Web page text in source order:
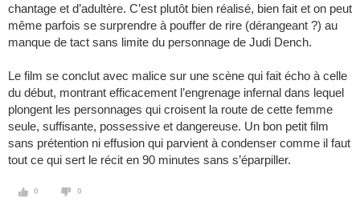
chantage et d’adultère. C’est plutôt bien réalisé, bien fait et on peut
même parfois se surprendre à pouffer de rire (dérangeant ?) au
manque de tact sans limite du personnage de Judi Dench.
Le film se conclut avec malice sur une scène qui fait écho à celle
du début, montrant efficacement l’engrenage infernal dans lequel
plongent les personnages qui croisent la route de cette femme
seule, suffisante, possessive et dangereuse. Un bon petit film
sans prétention ni effusion qui parvient à condenser comme il faut
tout ce qui sert le récit en 90 minutes sans s’éparpiller.
0 0